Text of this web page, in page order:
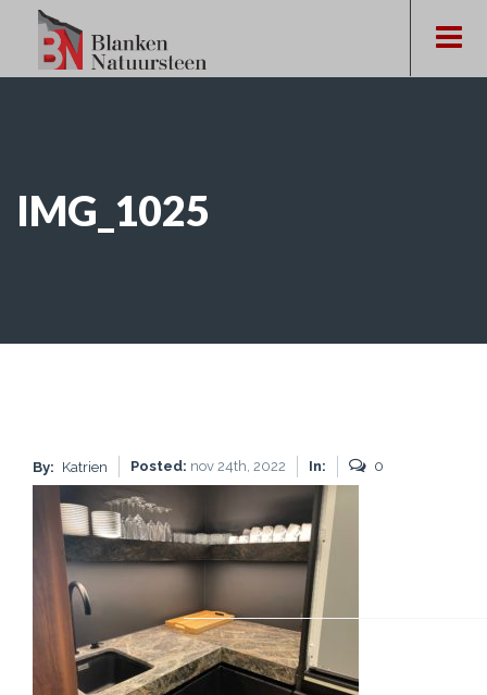
IMG_1025
By: Katrien Posted: nov 24th, 2022 In: 0